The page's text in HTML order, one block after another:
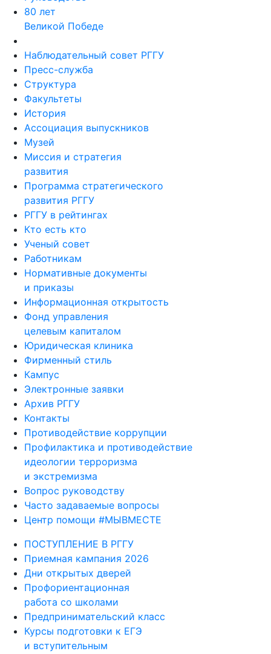
80 лет
Великой Победе
Наблюдательный совет РГГУ
Пресс-служба
Структура
Факультеты
История
Ассоциация выпускников
Музей
Миссия и стратегия
развития
Программа стратегического
развития РГГУ
РГГУ в рейтингах
Кто есть кто
Ученый совет
Работникам
Нормативные документы
и приказы
Информационная открытость
Фонд управления
целевым капиталом
Юридическая клиника
Фирменный стиль
Кампус
Электронные заявки
Архив РГГУ
Контакты
Противодействие коррупции
Профилактика и противодействие
идеологии терроризма
и экстремизма
Вопрос руководству
Часто задаваемые вопросы
Центр помощи #МЫВМЕСТЕ
ПОСТУПЛЕНИЕ В РГГУ
Приемная кампания 2026
Дни открытых дверей
Профориентационная
работа со школами
Предпринимательский класс
Курсы подготовки к ЕГЭ
и вступительным